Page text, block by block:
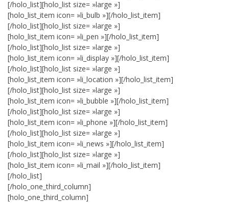
[/holo_list][holo_list size= »large »]
[holo_list_item icon= »li_bulb »][/holo_list_item]
[/holo_list][holo_list size= »large »]
[holo_list_item icon= »li_pen »][/holo_list_item]
[/holo_list][holo_list size= »large »]
[holo_list_item icon= »li_display »][/holo_list_item]
[/holo_list][holo_list size= »large »]
[holo_list_item icon= »li_location »][/holo_list_item]
[/holo_list][holo_list size= »large »]
[holo_list_item icon= »li_bubble »][/holo_list_item]
[/holo_list][holo_list size= »large »]
[holo_list_item icon= »li_phone »][/holo_list_item]
[/holo_list][holo_list size= »large »]
[holo_list_item icon= »li_news »][/holo_list_item]
[/holo_list][holo_list size= »large »]
[holo_list_item icon= »li_mail »][/holo_list_item]
[/holo_list]
[/holo_one_third_column]
[holo_one_third_column]